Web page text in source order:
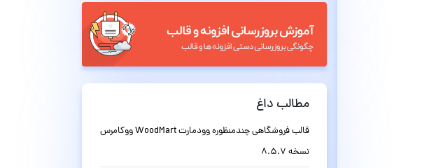
مطالب داغ
قالب فروشگاهی چندمنظوره وودمارت WoodMart ووکامرس
نسخه 8.5.7